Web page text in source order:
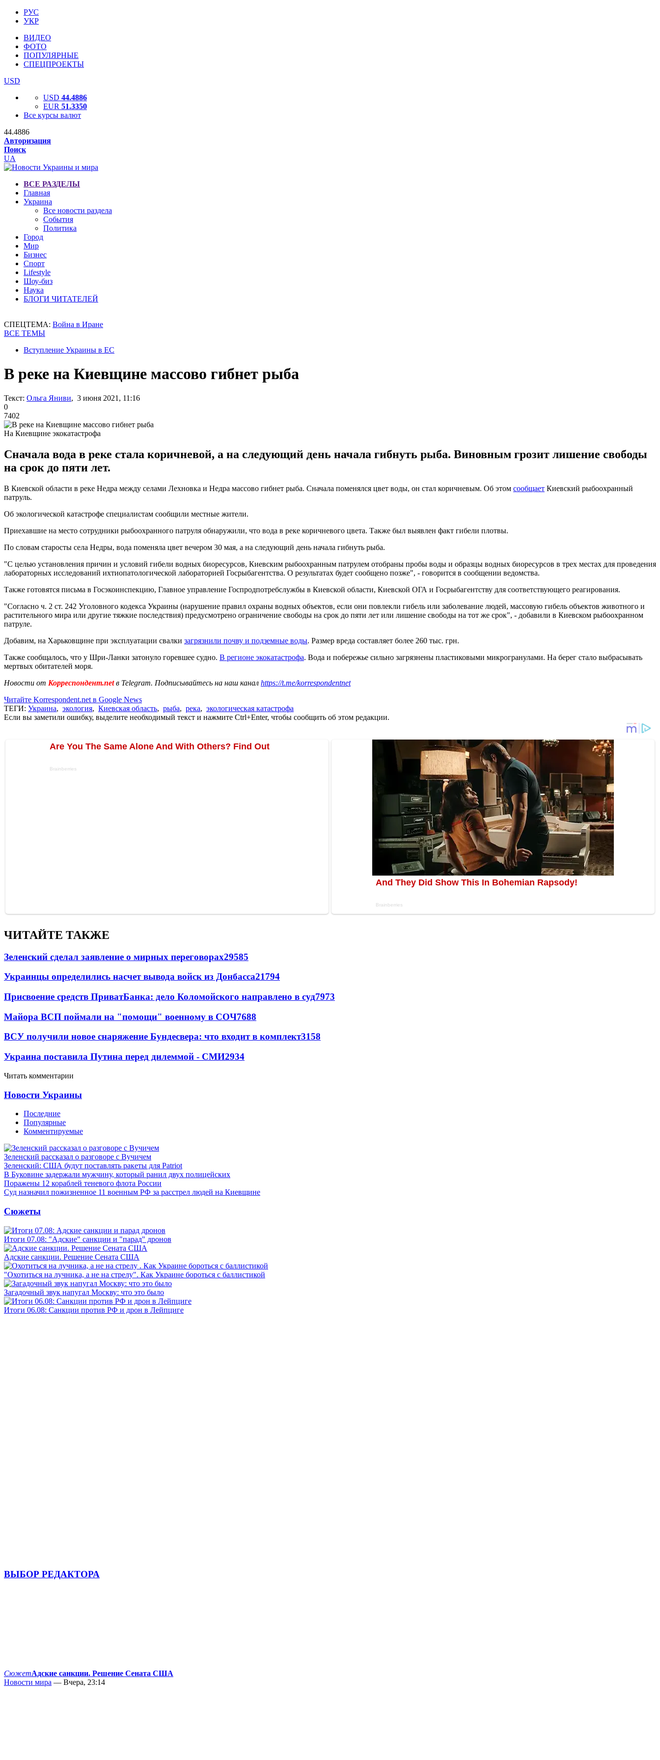
РУС
УКР
ВИДЕО
ФОТО
ПОПУЛЯРНЫЕ
СПЕЦПРОЕКТЫ
USD
USD 44.4886
EUR 51.3350
Все курсы валют
44.4886
Авторизация
Поиск
UA
ВСЕ РАЗДЕЛЫ
Главная
Украина
Все новости раздела
События
Политика
Город
Мир
Бизнес
Спорт
Lifestyle
Шоу-биз
Наука
БЛОГИ ЧИТАТЕЛЕЙ
СПЕЦТЕМА: Война в Иране
ВСЕ ТЕМЫ
Вступление Украины в ЕС
В реке на Киевщине массово гибнет рыба
Текст: Ольга Яниви, 3 июня 2021, 11:16
0
7402
На Киевщине экокатастрофа
Сначала вода в реке стала коричневой, а на следующий день начала гибнуть рыба. Виновным грозит лишение свободы
на срок до пяти лет.
В Киевской области в реке Недра между селами Лехновка и Недра массово гибнет рыба. Сначала поменялся цвет воды, он стал коричневым. Об этом сообщает Киевский рыбоохранный
патруль.
Об экологической катастрофе специалистам сообщили местные жители.
Приехавшие на место сотрудники рыбоохранного патруля обнаружили, что вода в реке коричневого цвета. Также был выявлен факт гибели плотвы.
По словам старосты села Недры, вода поменяла цвет вечером 30 мая, а на следующий день начала гибнуть рыба.
"С целью установления причин и условий гибели водных биоресурсов, Киевским рыбоохранным патрулем отобраны пробы воды и образцы водных биоресурсов в трех местах для проведения
лабораторных исследований ихтиопатологической лабораторией Госрыбагентства. О результатах будет сообщено позже", - говорится в сообщении ведомства.
Также готовятся письма в Госэкоинспекцию, Главное управление Госпродпотребслужбы в Киевской области, Киевской ОГА и Госрыбагентству для соответствующего реагирования.
"Согласно ч. 2 ст. 242 Уголовного кодекса Украины (нарушение правил охраны водных объектов, если они повлекли гибель или заболевание людей, массовую гибель объектов животного и
растительного мира или другие тяжкие последствия) предусмотрено ограничение свободы на срок до пяти лет или лишение свободы на тот же срок", - добавили в Киевском рыбоохранном
патруле.
Добавим, на Харьковщине при эксплуатации свалки загрязнили почву и подземные воды. Размер вреда составляет более 260 тыс. грн.
Также сообщалось, что у Шри-Ланки затонуло горевшее судно. В регионе экокатастрофа. Вода и побережье сильно загрязнены пластиковыми микрогранулами. На берег стало выбрасывать
мертвых обитателей моря.
Новости от Корреспондент.netв Telegram. Подписывайтесь на наш канал https://t.me/korrespondentnet
Читайте Korrespondent.net в Google News
ТЕГИ: Украина, экология, Киевская область, рыба, река, экологическая катастрофа
Если вы заметили ошибку, выделите необходимый текст и нажмите Ctrl+Enter, чтобы сообщить об этом редакции.
ЧИТАЙТЕ ТАКЖЕ
Зеленский сделал заявление о мирных переговорах29585
Украинцы определились насчет вывода войск из Донбасса21794
Присвоение средств ПриватБанка: дело Коломойского направлено в суд7973
Майора ВСП поймали на "помощи" военному в СОЧ7688
ВСУ получили новое снаряжение Бундесвера: что входит в комплект3158
Украина поставила Путина перед дилеммой - СМИ2934
Читать комментарии
Новости Украины
Последние
Популярные
Комментируемые
Зеленский рассказал о разговоре с Вучичем
Зеленский: США будут поставлять ракеты для Patriot
В Буковине задержали мужчину, который ранил двух полицейских
Поражены 12 кораблей теневого флота России
Суд назначил пожизненное 11 военным РФ за расстрел людей на Киевщине
Сюжеты
Итоги 07.08: "Адские" санкции и "парад" дронов
Адские санкции. Решение Сената США
"Охотиться на лучника, а не на стрелу". Как Украине бороться с баллистикой
Загадочный звук напугал Москву: что это было
Итоги 06.08: Санкции против РФ и дрон в Лейпциге
ВЫБОР РЕДАКТОРА
СюжетАдские санкции. Решение Сената США
Новости мира — Вчера, 23:14